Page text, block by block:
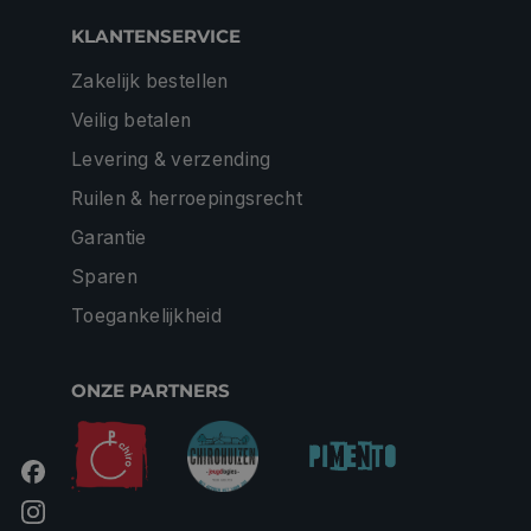
KLANTENSERVICE
Zakelijk bestellen
Veilig betalen
Levering & verzending
Ruilen & herroepingsrecht
Garantie
Sparen
Toegankelijkheid
ONZE PARTNERS